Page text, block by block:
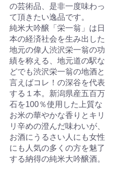
の芸術品、是非一度味わっ
て頂きたい逸品です。
純米大吟醸「栄一翁」は日
本の経済社会を生み出した
地元の偉人渋沢栄一翁の功
績を称える、地元道の駅な
どでも渋沢栄一翁の地酒と
言えばコレ！の深谷を代表
する１本。新潟県産五百万
石を100％使用した上質な
お米の華やかな香りとキリ
リ辛めの澄んだ味わいが、
お酒にうるさい人にも女性
にも人気の多くの方を魅了
する納得の純米大吟醸酒。